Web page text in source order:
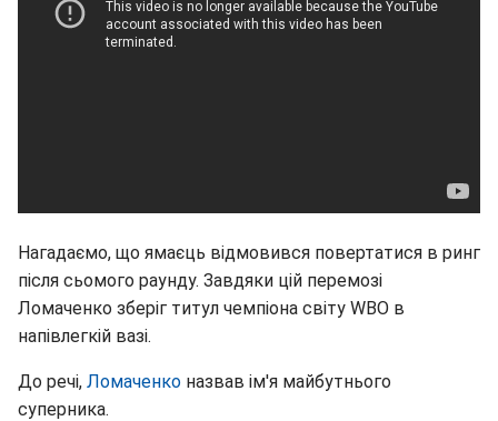
Нагадаємо, що ямаєць відмовився повертатися в ринг
після сьомого раунду. Завдяки цій перемозі
Ломаченко зберіг титул чемпіона світу WBO в
напівлегкій вазі.
До речі, Ломаченко назвав ім'я майбутнього
суперника.